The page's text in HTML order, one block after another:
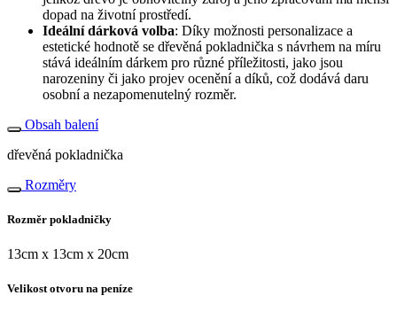
dopad na životní prostředí.
Ideální dárková volba: Díky možnosti personalizace a
estetické hodnotě se dřevěná pokladnička s návrhem na míru
stává ideálním dárkem pro různé příležitosti, jako jsou
narozeniny či jako projev ocenění a díků, což dodává daru
osobní a nezapomenutelný rozměr.
Obsah balení
dřevěná pokladnička
Rozměry
Rozměr pokladničky
13cm x 13cm x 20cm
Velikost otvoru na peníze